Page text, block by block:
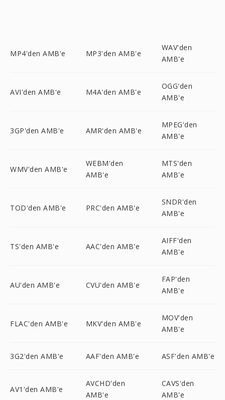
MP4'den AMB'e MP3'den AMB'e
WAV'den
AMB'e
AVI'den AMB'e M4A'den AMB'e
OGG'den
AMB'e
3GP'den AMB'e AMR'den AMB'e
MPEG'den
AMB'e
WMV'den AMB'e
WEBM'den
AMB'e
MTS'den
AMB'e
TOD'den AMB'e PRC'den AMB'e
SNDR'den
AMB'e
TS'den AMB'e AAC'den AMB'e
AIFF'den
AMB'e
AU'den AMB'e CVU'den AMB'e
FAP'den
AMB'e
FLAC'den AMB'e MKV'den AMB'e
MOV'den
AMB'e
3G2'den AMB'e AAF'den AMB'e ASF'den AMB'e
AV1'den AMB'e
AVCHD'den
AMB'e
CAVS'den
AMB'e